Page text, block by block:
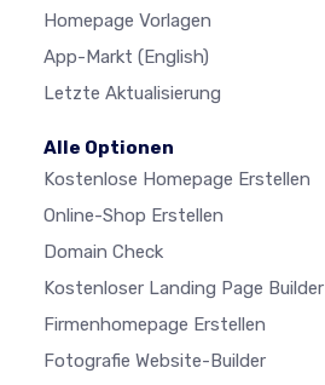
Homepage Vorlagen
App-Markt (English)
Letzte Aktualisierung
Alle Optionen
Kostenlose Homepage Erstellen
Online-Shop Erstellen
Domain Check
Kostenloser Landing Page Builder
Firmenhomepage Erstellen
Fotografie Website-Builder